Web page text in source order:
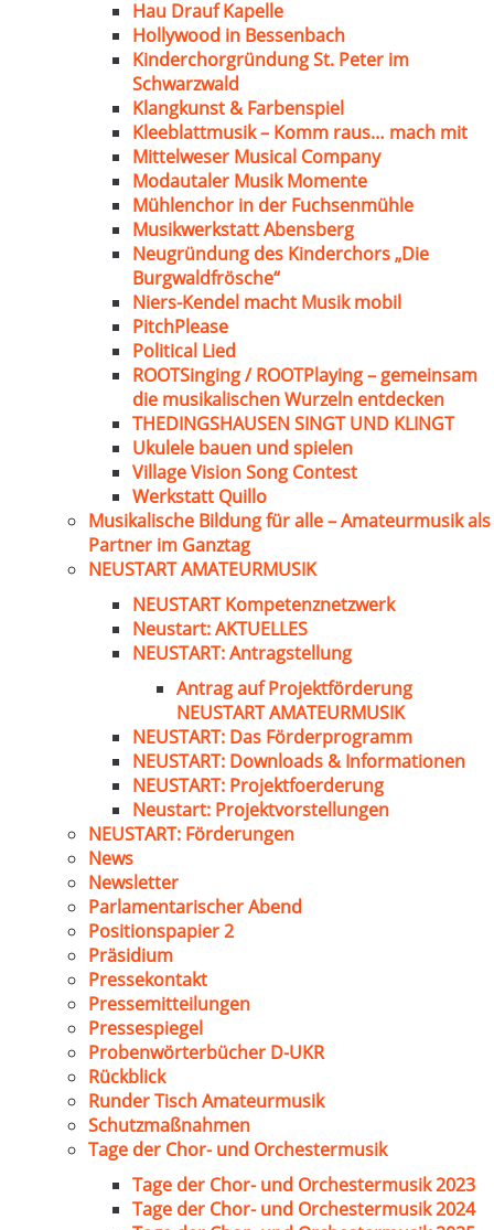
Hau Drauf Kapelle
Hollywood in Bessenbach
Kinderchorgründung St. Peter im
Schwarzwald
Klangkunst & Farbenspiel
Kleeblattmusik – Komm raus… mach mit
Mittelweser Musical Company
Modautaler Musik Momente
Mühlenchor in der Fuchsenmühle
Musikwerkstatt Abensberg
Neugründung des Kinderchors „Die
Burgwaldfrösche“
Niers-Kendel macht Musik mobil
PitchPlease
Political Lied
ROOTSinging / ROOTPlaying – gemeinsam
die musikalischen Wurzeln entdecken
THEDINGSHAUSEN SINGT UND KLINGT
Ukulele bauen und spielen
Village Vision Song Contest
Werkstatt Quillo
Musikalische Bildung für alle – Amateurmusik als
Partner im Ganztag
NEUSTART AMATEURMUSIK
NEUSTART Kompetenznetzwerk
Neustart: AKTUELLES
NEUSTART: Antragstellung
Antrag auf Projektförderung
NEUSTART AMATEURMUSIK
NEUSTART: Das Förderprogramm
NEUSTART: Downloads & Informationen
NEUSTART: Projektfoerderung
Neustart: Projektvorstellungen
NEUSTART: Förderungen
News
Newsletter
Parlamentarischer Abend
Positionspapier 2
Präsidium
Pressekontakt
Pressemitteilungen
Pressespiegel
Probenwörterbücher D-UKR
Rückblick
Runder Tisch Amateurmusik
Schutzmaßnahmen
Tage der Chor- und Orchestermusik
Tage der Chor- und Orchestermusik 2023
Tage der Chor- und Orchestermusik 2024